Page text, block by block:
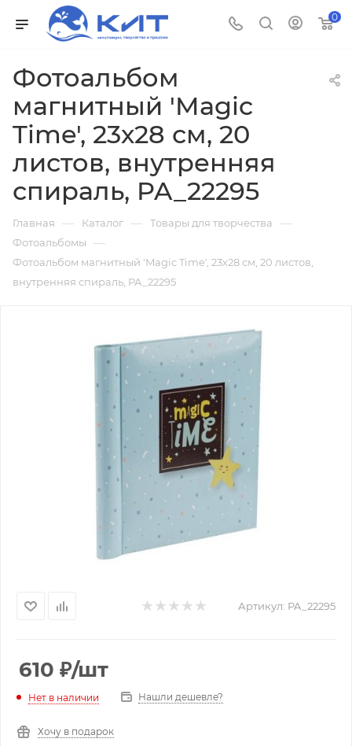
0
Фотоальбом
магнитный 'Magic
Time', 23х28 см, 20
листов, внутренняя
спираль, PA_22295
Главная — Каталог — Товары для творчества —
Фотоальбомы —
Фотоальбом магнитный 'Magic Time', 23х28 см, 20 листов,
внутренняя спираль, PA_22295
Артикул: PA_22295
610 ₽/шт
Нет в наличии Нашли дешевле?
Хочу в подарок